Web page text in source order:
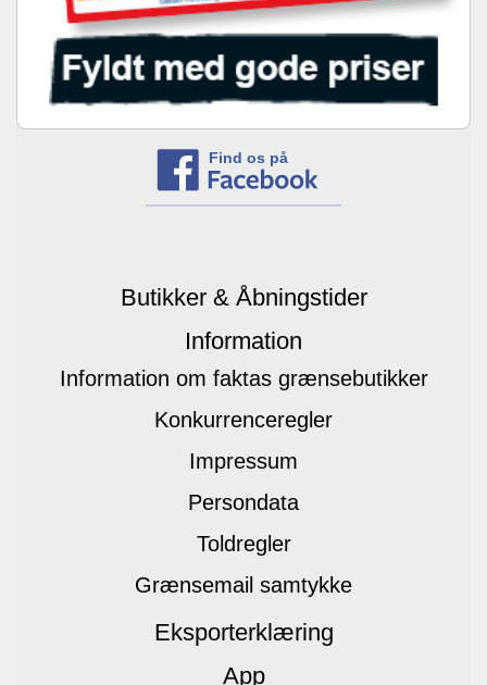
Find os på
Butikker & Åbningstider
Information
Information om faktas grænsebutikker
Konkurrenceregler
Impressum
Persondata
Toldregler
Grænsemail samtykke
Eksporterklæring
App